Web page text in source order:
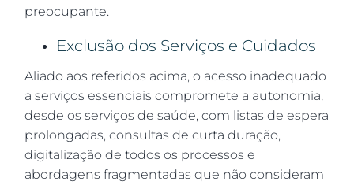
preocupante.
Exclusão dos Serviços e Cuidados
Aliado aos referidos acima, o acesso inadequado
a serviços essenciais compromete a autonomia,
desde os serviços de saúde, com listas de espera
prolongadas, consultas de curta duração,
digitalização de todos os processos e
abordagens fragmentadas que não consideram